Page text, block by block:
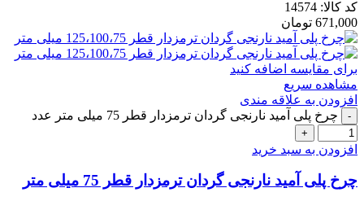
کد کالا: 14574
671,000 تومان
برای مقایسه اضافه کنید
مشاهده سریع
افزودن به علاقه مندی
چرخ پلی آمید نارنجی گردان ترمزدار قطر 75 میلی متر عدد
افزودن به سبد خرید
چرخ پلی آمید نارنجی گردان ترمزدار قطر 75 میلی متر